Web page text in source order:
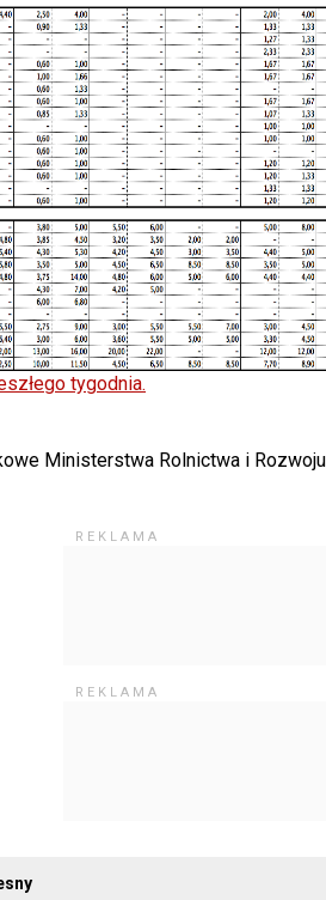
tygodnia.
Ministerstwa Rolnictwa i